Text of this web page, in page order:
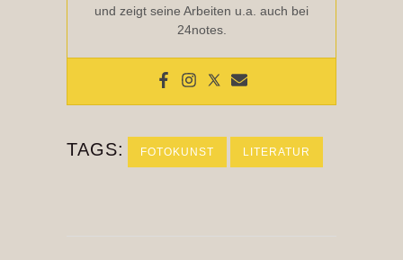
und zeigt seine Arbeiten u.a. auch bei
24notes.
TAGS: FOTOKUNST LITERATUR